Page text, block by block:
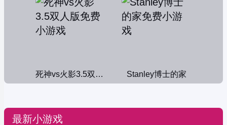
死神vs火影3.5双人版 Stanley博士的家
最新小游戏